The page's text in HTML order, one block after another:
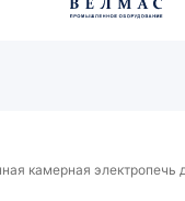
камерная электропечь